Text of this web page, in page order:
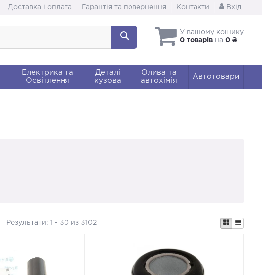
Доставка і оплата Гарантія та повернення Контакти Вхід
У вашому кошику
0 товарів на 0 ₴
Електрика та
Освітлення
Деталі
кузова
Олива та
автохімія
Автотовари
Результати: 1 - 30 из 3102